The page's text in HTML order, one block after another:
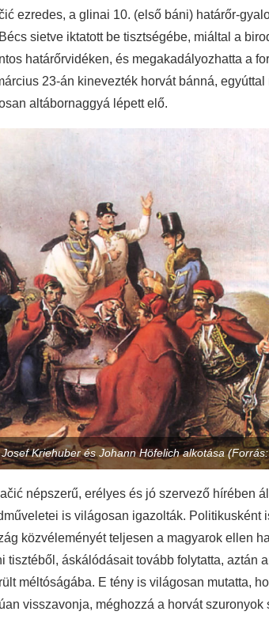
ezredes, a glinai 10. (első báni) határőr-
sietve iktatott be tisztségébe, miáltal a
határőrvidéken, és megakadályozhatta a
23-án kinevezték horvát bánná,
altábornaggyá lépett elő.
Kriehuber és Johann Höfelich alkotása
népszerű, erélyes és jó szervező hírében
is világosan igazolták. Politikusként
közvéleményét teljesen a magyarok ellen
tisztéből, áskálódásait tovább folytatta, aztán
méltóságába. E tény is világosan mutatta,
visszavonja, méghozzá a horvát szuronyok